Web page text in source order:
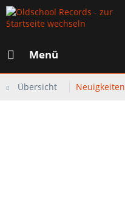
Menü
Übersicht Neuigkeiten